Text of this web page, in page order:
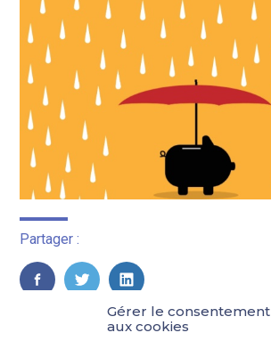
Gérer le consentement
aux cookies
Partager :
FaceBook
TwitterLinkedIn